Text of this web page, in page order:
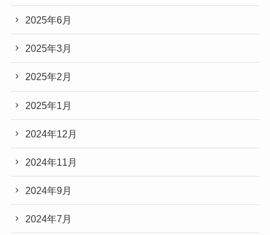
2025年6月
2025年3月
2025年2月
2025年1月
2024年12月
2024年11月
2024年9月
2024年7月